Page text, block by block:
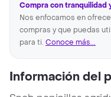
Compra con tranquilidad
Nos enfocamos en
compras y que puedas
para ti. Conoce más...
Información del